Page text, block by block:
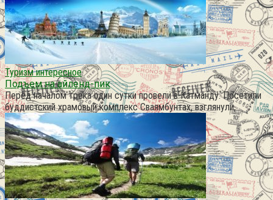
Туризм интересное
Подъем на айленд-пик
Перед началом трека один сутки провели в Катманду. Посетили
буддистский храмовый комплекс Сваямбунтах, взглянули,